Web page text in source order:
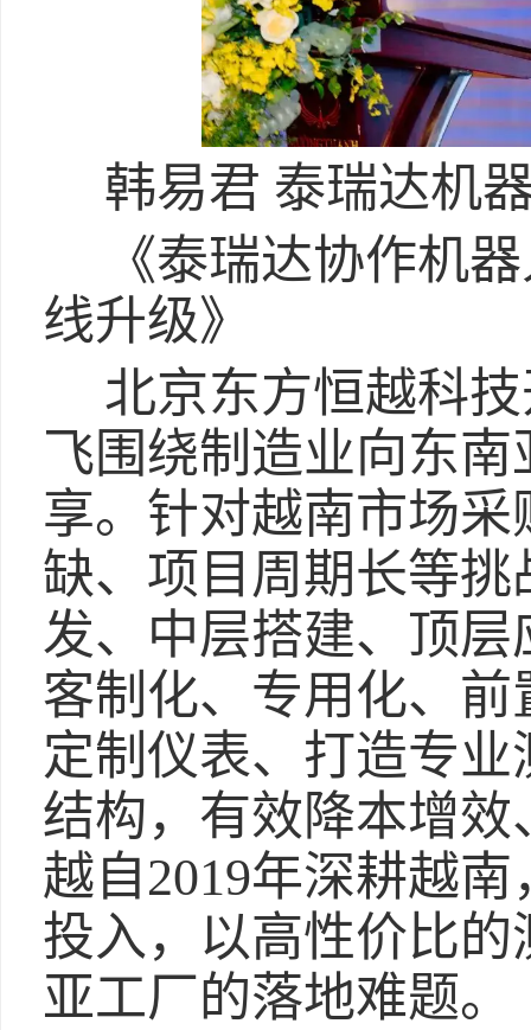
韩易君 泰瑞达机
《泰瑞达协作机
线升级》
北京东方恒越科
飞围绕制造业向东
享。针对越南市场
缺、项目周期长等
发、中层搭建、顶
客制化、专用化、
定制仪表、打造专
结构，有效降本增
越自2019年深耕越
投入，以高性价比
亚工厂的落地难题。